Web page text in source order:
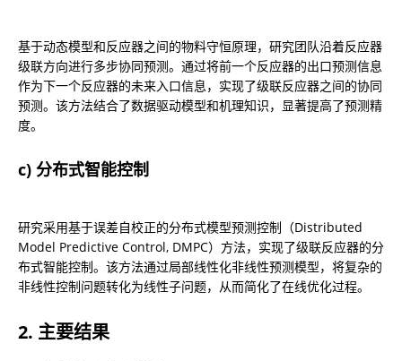
基于动态模型和反应器之间的物料守恒原理，研究团队沿着反应器
级联方向进行多步协同预测。通过将前一个反应器的出口预测信息
作为下一个反应器的未来入口信息，实现了级联反应器之间的协同
预测。该方法结合了数据驱动模型和机理知识，显著提高了预测精
度。
c) 分布式智能控制
研究采用基于误差自校正的分布式模型预测控制（Distributed
Model Predictive Control, DMPC）方法，实现了级联反应器的分
布式智能控制。该方法通过局部线性化非线性预测模型，将复杂的
非线性控制问题转化为线性子问题，从而简化了在线优化过程。
2. 主要结果